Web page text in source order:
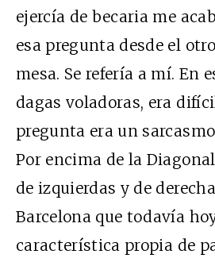
ejercía de becaria me
esa pregunta desde el
mesa. Se refería a mí. En
dagas voladoras, era
pregunta era un
Por encima de la
de izquierdas y de
Barcelona que todavía
característica propia de